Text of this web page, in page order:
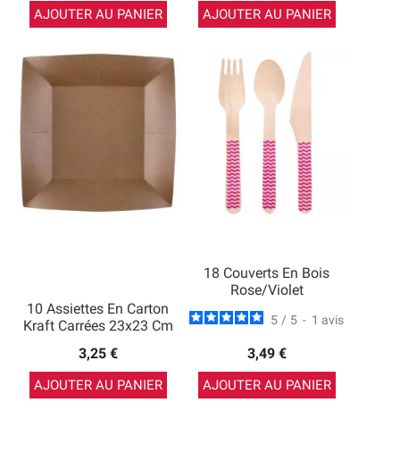
AJOUTER AU PANIER AJOUTER AU PANIER
10 Assiettes En Carton
Kraft Carrées 23x23 Cm
3,25 €
AJOUTER AU PANIER
18 Couverts En Bois
Rose/Violet
5 / 5 - 1 avis
3,49 €
AJOUTER AU PANIER